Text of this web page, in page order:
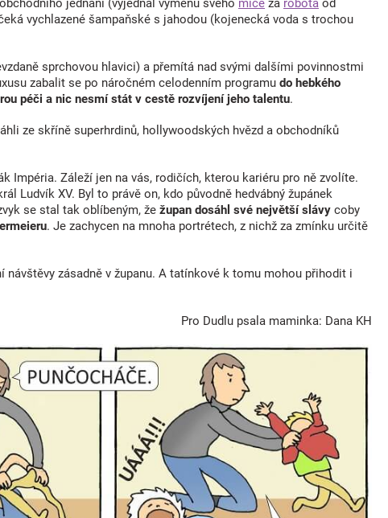
vychlazené šampaňské s jahodou (kojenecká voda s trochou
sprchovou hlavici) a přemítá nad svými dalšími povinnostmi
zabalit se po náročném celodenním programu do hebkého
péči a nic nesmí stát v cestě rozvíjení jeho talentu.
ze skříně superhrdinů, hollywoodských hvězd a obchodníků
Impéria. Záleží jen na vás, rodičích, kterou kariéru pro ně zvolíte.
Ludvík XV. Byl to právě on, kdo původně hedvábný župánek
se stal tak oblíbeným, že župan dosáhl své největší slávy coby
. Je zachycen na mnoha portrétech, z nichž za zmínku určitě
zásadně v županu. A tatínkové k tomu mohou přihodit i
Pro Dudlu psala maminka: Dana KH